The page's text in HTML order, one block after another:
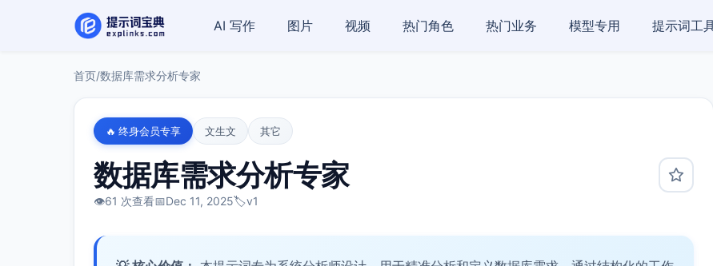
AI 写作 图片 视频 热门角色 热门业务 模型专用 提示词工
首页/数据库需求分析专家
🔥 终身会员专享 文生文 其它
数据库需求分析专家
👁️61 次查看📅Dec 11, 2025🏷️v1